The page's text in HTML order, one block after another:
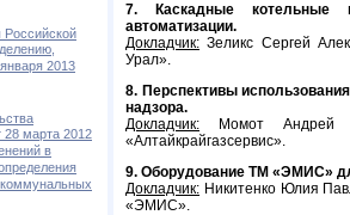
Российской
2013
28 марта 2012
в
7. Каскадные котельные
автоматизации.
Докладчик: Зеликс Сергей
Урал».
8. Перспективы
надзора.
Докладчик: Момот Андрей
«Алтайкрайгазсервис».
9. Оборудование ТМ «ЭМИС»
Докладчик: Никитенко Юлия
«ЭМИС».